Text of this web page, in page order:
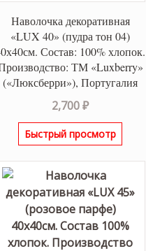
Наволочка декоративная
«LUX 40» (пудра тон 04)
Состав: 100% хлопок.
ТМ «Luxberry»
(«Люксберри»), Португалия
2,700₽
Быстрый просмотр